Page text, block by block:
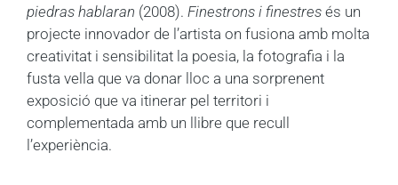
piedras hablaran (2008). Finestrons i finestres és un
projecte innovador de l’artista on fusiona amb molta
creativitat i sensibilitat la poesia, la fotografia i la
fusta vella que va donar lloc a una sorprenent
exposició que va itinerar pel territori i
complementada amb un llibre que recull
l’experiència.